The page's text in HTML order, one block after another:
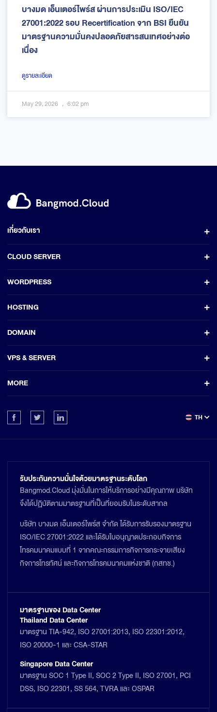
บางมด เอ็นเตอร์ไพร์ส ผ่านการประเมิน ISO/IEC
27001:2022 รอบ Recertification จาก BSI ยืนยัน
มาตรฐานความมั่นคงปลอดภัยสารสนเทศอย่างต่อ
เนื่อง
ดูรายละเอียด
May 29, 2026 6:02 pm
เกี่ยวกับเรา
CLOUD SERVER
WORDPRESS
HOSTING
DOMAIN
VPS & SERVER
MORE
TH
รับประกันความมั่นใจด้วยมาตรฐานระดับโลก
Bangmod.Cloud มุ่งมั่นในการให้บริการอย่างมีคุณภาพ บริษัท
จึงได้ปฏิบัติตามมาตรฐานที่เป็นที่ยอมรับในระดับสากล
บริษัท บางมด เอ็นเตอร์ไพร์ส จำกัด ได้รับการรับรองมาตรฐาน
ISO/IEC 27001:2022 และได้รับใบอนุญาตประกอบกิจการ
โทรคมนาคมแบบที่ 1 จากคณะกรรมการกิจการกระจายเสียง
กิจการโทรทัศน์ และกิจการโทรคมนาคมแห่งชาติ (กสทช.)
มาตรฐานของ Data Center
Thailand Data Center
มาตรฐาน TIA-942, ISO 27001:2013, ISO 22301:2012,
ISO 20000-1 และ CSA-STAR
Singapore Data Center
มาตรฐาน SOC 1 Type II, SOC 2 Type II, ISO 27001, PCI
DSS, ISO 22301, SS 564, TVRA และ OSPAR